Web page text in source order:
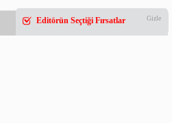
Editörün Seçtiği Fırsatlar Gizle